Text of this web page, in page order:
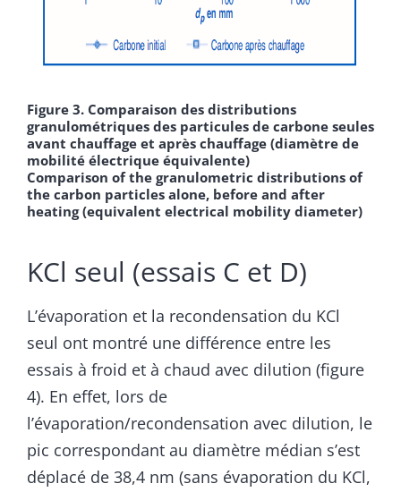
Figure 3. Comparaison des distributions
granulométriques des particules de carbone seules
avant chauffage et après chauffage (diamètre de
mobilité électrique équivalente)
Comparison of the granulometric distributions of
the carbon particles alone, before and after
heating (equivalent electrical mobility diameter)
KCl seul (essais C et D)
L’évaporation et la recondensation du KCl
seul ont montré une différence entre les
essais à froid et à chaud avec dilution (figure
4). En effet, lors de
l’évaporation/recondensation avec dilution, le
pic correspondant au diamètre médian s’est
déplacé de 38,4 nm (sans évaporation du KCl,